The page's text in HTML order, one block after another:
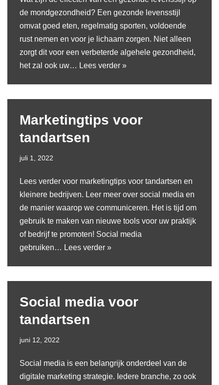
de mondgezondheid? Een gezonde levensstijl
omvat goed eten, regelmatig sporten, voldoende
rust nemen en voor je lichaam zorgen. Niet alleen
zorgt dit voor een verbeterde algehele gezondheid,
het zal ook uw… Lees verder »
Marketingtips voor
tandartsen
juli 1, 2022
Lees verder voor marketingtips voor tandartsen en
kleinere bedrijven. Leer meer over social media en
de manier waarop we communiceren. Het is tijd om
gebruik te maken van nieuwe tools voor uw praktijk
of bedrijf te promoten! Social media
gebruiken… Lees verder »
Social media voor
tandartsen
juni 12, 2022
Social media is een belangrijk onderdeel van de
digitale marketing strategie. Iedere branche, zo ook